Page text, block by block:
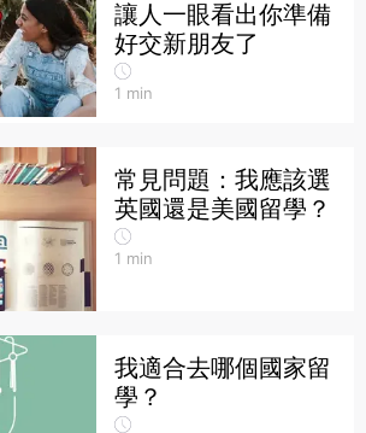
讓人一眼看出你準備
好交新朋友了
1 min
常見問題：我應該選
英國還是美國留學？
1 min
我適合去哪個國家留
學？